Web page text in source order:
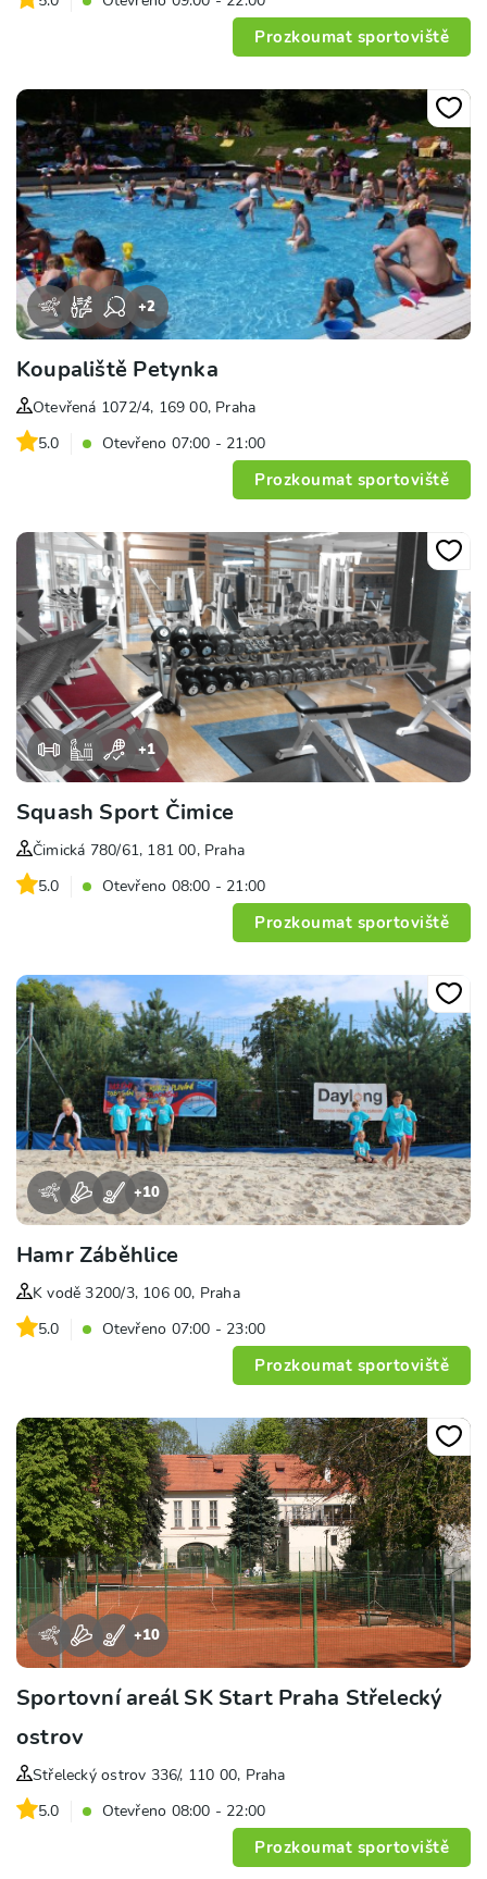
Prozkoumat sportoviště
+2
Koupaliště Petynka
Otevřená 1072/4, 169 00, Praha
5.0
Otevřeno 07:00 - 21:00
Prozkoumat sportoviště
+1
Squash Sport Čimice
Čimická 780/61, 181 00, Praha
5.0
Otevřeno 08:00 - 21:00
Prozkoumat sportoviště
+10
Hamr Záběhlice
K vodě 3200/3, 106 00, Praha
5.0
Otevřeno 07:00 - 23:00
Prozkoumat sportoviště
+10
Sportovní areál SK Start Praha Střelecký
ostrov
Střelecký ostrov 336/, 110 00, Praha
5.0
Otevřeno 08:00 - 22:00
Prozkoumat sportoviště